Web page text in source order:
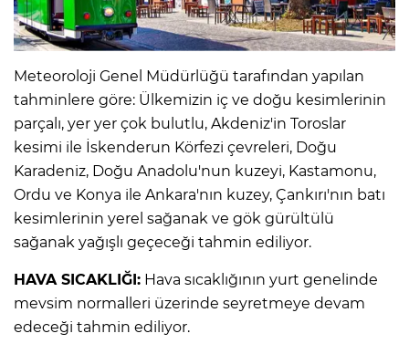
Meteoroloji Genel Müdürlüğü tarafından yapılan
tahminlere göre: Ülkemizin iç ve doğu kesimlerinin
parçalı, yer yer çok bulutlu, Akdeniz'in Toroslar
kesimi ile İskenderun Körfezi çevreleri, Doğu
Karadeniz, Doğu Anadolu'nun kuzeyi, Kastamonu,
Ordu ve Konya ile Ankara'nın kuzey, Çankırı'nın batı
kesimlerinin yerel sağanak ve gök gürültülü
sağanak yağışlı geçeceği tahmin ediliyor.
HAVA SICAKLIĞI: Hava sıcaklığının yurt genelinde
mevsim normalleri üzerinde seyretmeye devam
edeceği tahmin ediliyor.